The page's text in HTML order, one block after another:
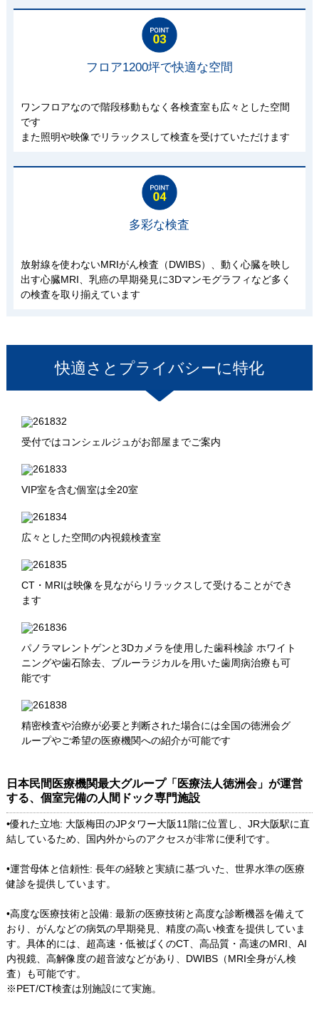
フロア1200坪で快適な空間
ワンフロアなので階段移動もなく各検査室も広々とした空間
です
また照明や映像でリラックスして検査を受けていただけます
多彩な検査
放射線を使わないMRIがん検査（DWIBS）、動く心臓を映し
出す心臓MRI、乳癌の早期発見に3Dマンモグラフィなど多く
の検査を取り揃えています
快適さとプライバシーに特化
受付ではコンシェルジュがお部屋までご案内
VIP室を含む個室は全20室
広々とした空間の内視鏡検査室
CT・MRIは映像を見ながらリラックスして受けることができ
ます
パノラマレントゲンと3Dカメラを使用した歯科検診 ホワイト
ニングや歯石除去、ブルーラジカルを用いた歯周病治療も可
能です
精密検査や治療が必要と判断された場合には全国の徳洲会グ
ループやご希望の医療機関への紹介が可能です
日本民間医療機関最大グループ「医療法人徳洲会」が運営
する、個室完備の人間ドック専門施設
•優れた立地: 大阪梅田のJPタワー大阪11階に位置し、JR大阪駅に直
結しているため、国内外からのアクセスが非常に便利です。
•運営母体と信頼性: 長年の経験と実績に基づいた、世界水準の医療
健診を提供しています。
•高度な医療技術と設備: 最新の医療技術と高度な診断機器を備えて
おり、がんなどの病気の早期発見、精度の高い検査を提供していま
す。具体的には、超高速・低被ばくのCT、高品質・高速のMRI、AI
内視鏡、高解像度の超音波などがあり、DWIBS（MRI全身がん検
査）も可能です。
※PET/CT検査は別施設にて実施。